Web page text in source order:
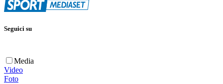
Seguici su
Media
Video
Foto